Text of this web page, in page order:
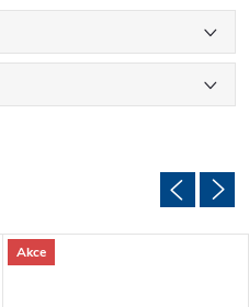
Akce